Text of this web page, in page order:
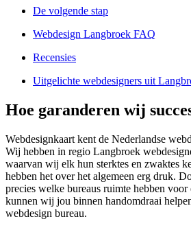
De volgende stap
Webdesign Langbroek FAQ
Recensies
Uitgelichte webdesigners uit
Hoe garanderen wij
Webdesignkaart kent de Nederlandse
Wij hebben in regio Langbroek
waarvan wij elk hun sterktes en zwaktes
hebben het over het algemeen erg druk.
precies welke bureaus ruimte hebben
kunnen wij jou binnen handomdraai
webdesign bureau.